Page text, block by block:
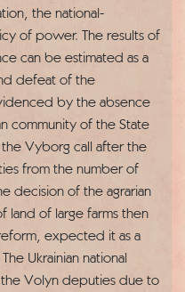
the national-
of power. The results of
can be estimated as a
defeat of the
by the absence
community of the State
the Vyborg call after the
from the number of
decision of the agrarian
land of large farms then
expected it as a
Ukrainian national
Volyn deputies due to